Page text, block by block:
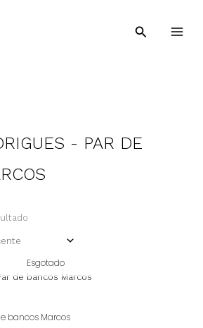
Pesquisar
- PAR DE
Esgotado
bancos Marcos